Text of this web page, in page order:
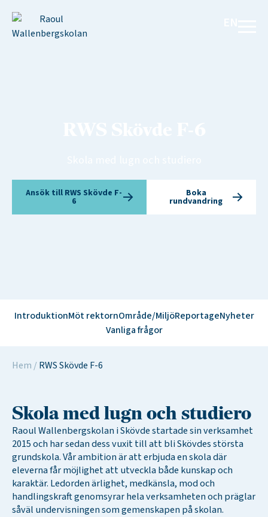
Ansök till RWS Skövde F-
6
Boka
rundvandring
IntroduktionMöt rektornOmråde/MiljöReportageNyheter
Vanliga frågor
Hem / RWS Skövde F-6
Skola med lugn och studiero
Raoul Wallenbergskolan i Skövde startade sin verksamhet
2015 och har sedan dess vuxit till att bli Skövdes största
grundskola. Vår ambition är att erbjuda en skola där
eleverna får möjlighet att utveckla både kunskap och
karaktär. Ledorden ärlighet, medkänsla, mod och
handlingskraft genomsyrar hela verksamheten och präglar
såväl undervisningen som gemenskapen på skolan.